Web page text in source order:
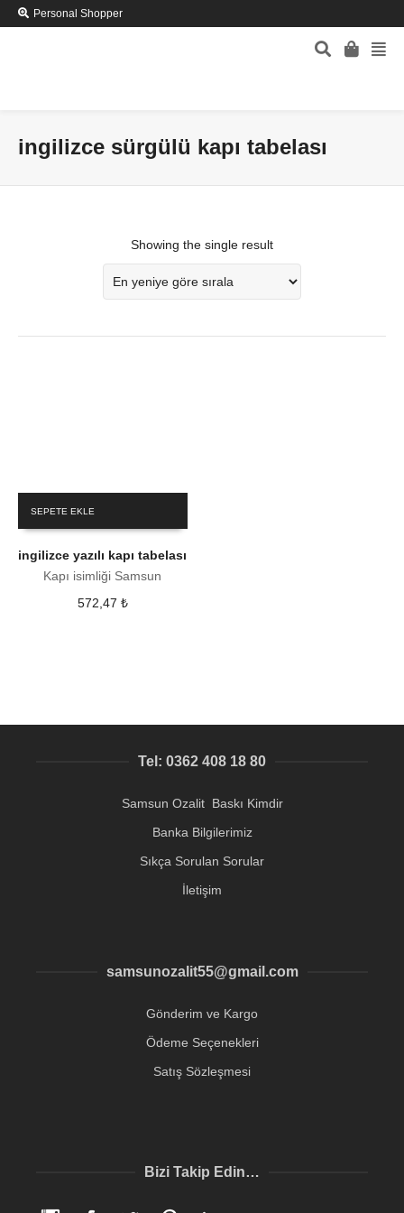
Personal Shopper
ingilizce sürgülü kapı tabelası
Showing the single result
SEPETE EKLE
ingilizce yazılı kapı tabelası
Kapı isimliği Samsun
572,47 ₺
Tel: 0362 408 18 80
Samsun Ozalit Baskı Kimdir
Banka Bilgilerimiz
Sıkça Sorulan Sorular
İletişim
samsunozalit55@gmail.com
Gönderim ve Kargo
Ödeme Seçenekleri
Satış Sözleşmesi
Bizi Takip Edin…